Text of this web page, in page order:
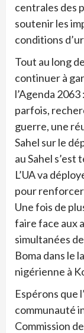
centrales des
soutenir les
conditions
Tout au long
continuer à
l’Agenda
parfois,
guerre, une
Sahel sur le
au Sahel s’est
L’UA va
pour renforcer
Une fois de
faire face aux
simultanées
Boma dans le
nigérienne à
Espérons que
communauté
Commission